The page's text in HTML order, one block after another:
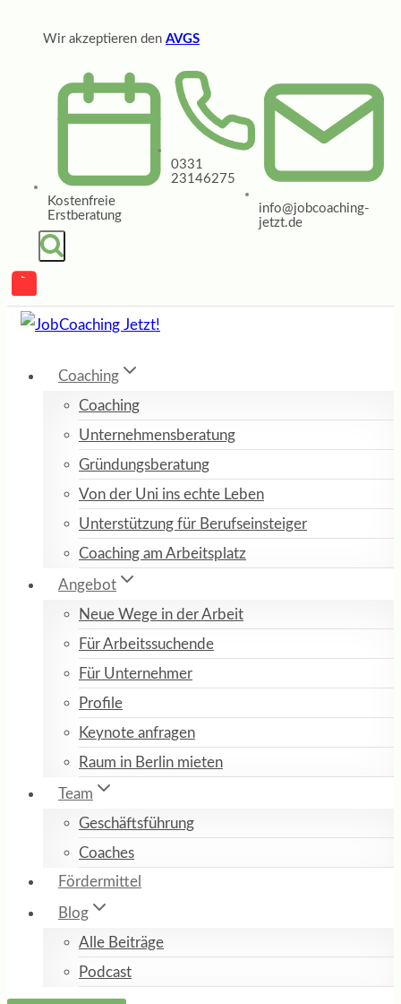
Wir akzeptieren den AVGS
Kostenfreie
Erstberatung
0331
23146275
info@jobcoaching-
jetzt.de
Coaching
Coaching
Unternehmensberatung
Gründungsberatung
Von der Uni ins echte Leben
Unterstützung für Berufseinsteiger
Coaching am Arbeitsplatz
Angebot
Neue Wege in der Arbeit
Für Arbeitssuchende
Für Unternehmer
Profile
Keynote anfragen
Raum in Berlin mieten
Team
Geschäftsführung
Coaches
Fördermittel
Blog
Alle Beiträge
Podcast